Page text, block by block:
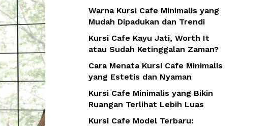
Warna Kursi Cafe Minimalis yang
Mudah Dipadukan dan Trendi
Kursi Cafe Kayu Jati, Worth It
atau Sudah Ketinggalan Zaman?
Cara Menata Kursi Cafe Minimalis
yang Estetis dan Nyaman
Kursi Cafe Minimalis yang Bikin
Ruangan Terlihat Lebih Luas
Kursi Cafe Model Terbaru: